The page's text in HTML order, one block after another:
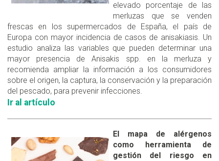
elevado porcentaje de las
merluzas que se venden
frescas en los supermercados de España, el país de
Europa con mayor incidencia de casos de anisakiasis. Un
estudio analiza las variables que pueden determinar una
mayor presencia de Anisakis spp. en la merluza y
recomienda ampliar la información a los consumidores
sobre el origen, la captura, la conservación y la preparación
del pescado, para prevenir infecciones.
Ir al artículo
El mapa de alérgenos
como herramienta de
gestión del riesgo en